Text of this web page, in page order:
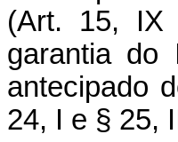
(Art. 15, IX
garantia do
antecipado
24, I e § 25,